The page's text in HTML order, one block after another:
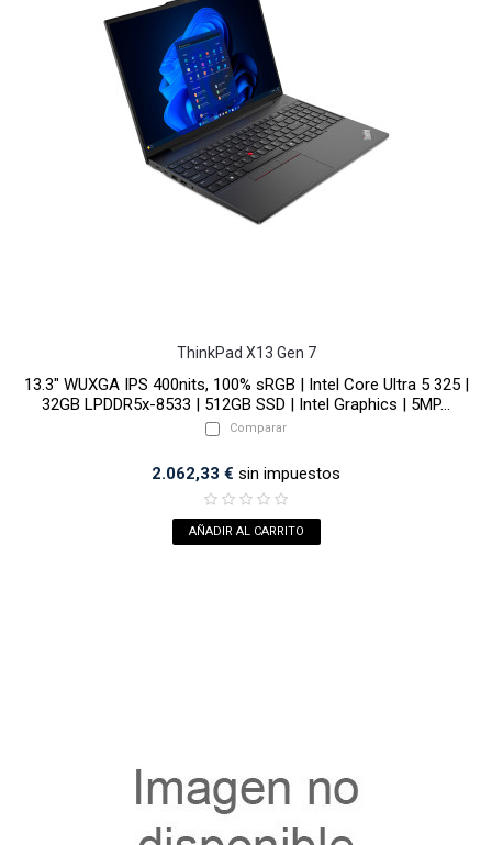
ThinkPad X13 Gen 7
13.3" WUXGA IPS 400nits, 100% sRGB | Intel Core Ultra 5 325 |
32GB LPDDR5x-8533 | 512GB SSD | Intel Graphics | 5MP...
Comparar
2.062,33 € sin impuestos
AÑADIR AL CARRITO